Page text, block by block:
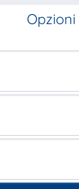
Opzioni